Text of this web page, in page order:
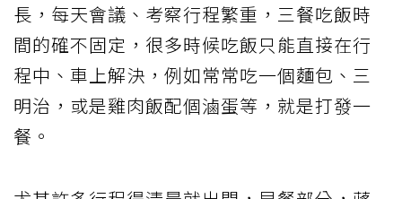
長，每天會議、考察行程繁重，三餐吃飯時
間的確不固定，很多時候吃飯只能直接在行
程中、車上解決，例如常常吃一個麵包、三
明治，或是雞肉飯配個滷蛋等，就是打發一
餐。